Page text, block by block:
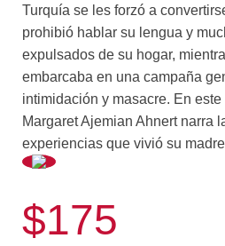
Turquía se les forzó a
prohibió hablar su lengua y
expulsados de su hogar,
embarcaba en una campaña
intimidación y masacre. En
Margaret Ajemian Ahnert narra
experiencias que vivió su
A los 15 años, Ester se vio
$175